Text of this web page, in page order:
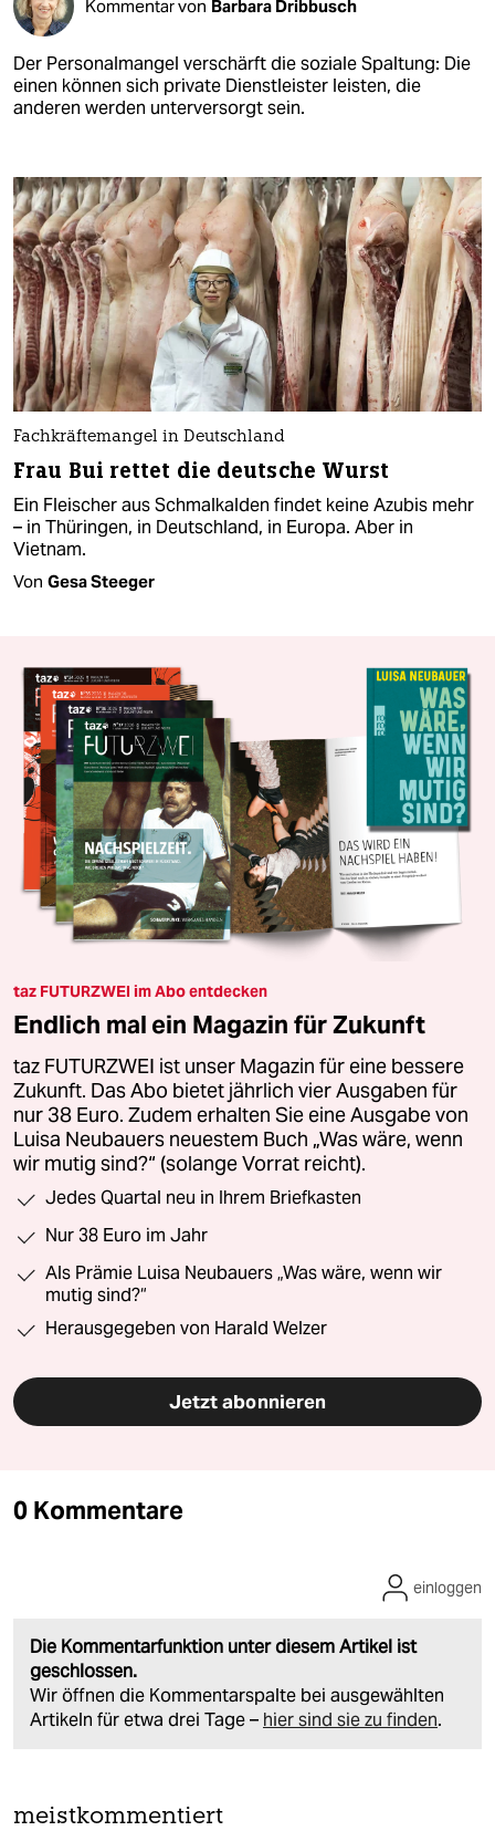
Kommentar von Barbara Dribbusch
Der Personalmangel verschärft die soziale Spaltung: Die
einen können sich private Dienstleister leisten, die
anderen werden unterversorgt sein.
Fachkräftemangel in Deutschland
Frau Bui rettet die deutsche Wurst
Ein Fleischer aus Schmalkalden findet keine Azubis mehr
– in Thüringen, in Deutschland, in Europa. Aber in
Vietnam.
Von Gesa Steeger
taz FUTURZWEI im Abo entdecken
Endlich mal ein Magazin für Zukunft
taz FUTURZWEI ist unser Magazin für eine bessere
Zukunft. Das Abo bietet jährlich vier Ausgaben für
nur 38 Euro. Zudem erhalten Sie eine Ausgabe von
Luisa Neubauers neuestem Buch „Was wäre, wenn
wir mutig sind?“ (solange Vorrat reicht).
Jedes Quartal neu in Ihrem Briefkasten
Nur 38 Euro im Jahr
Als Prämie Luisa Neubauers „Was wäre, wenn wir
mutig sind?“
Herausgegeben von Harald Welzer
Jetzt abonnieren
0 Kommentare
Die Kommentarfunktion unter diesem Artikel ist
geschlossen.
Wir öffnen die Kommentarspalte bei ausgewählten
Artikeln für etwa drei Tage – hier sind sie zu finden.
einloggen
meistkommentiert